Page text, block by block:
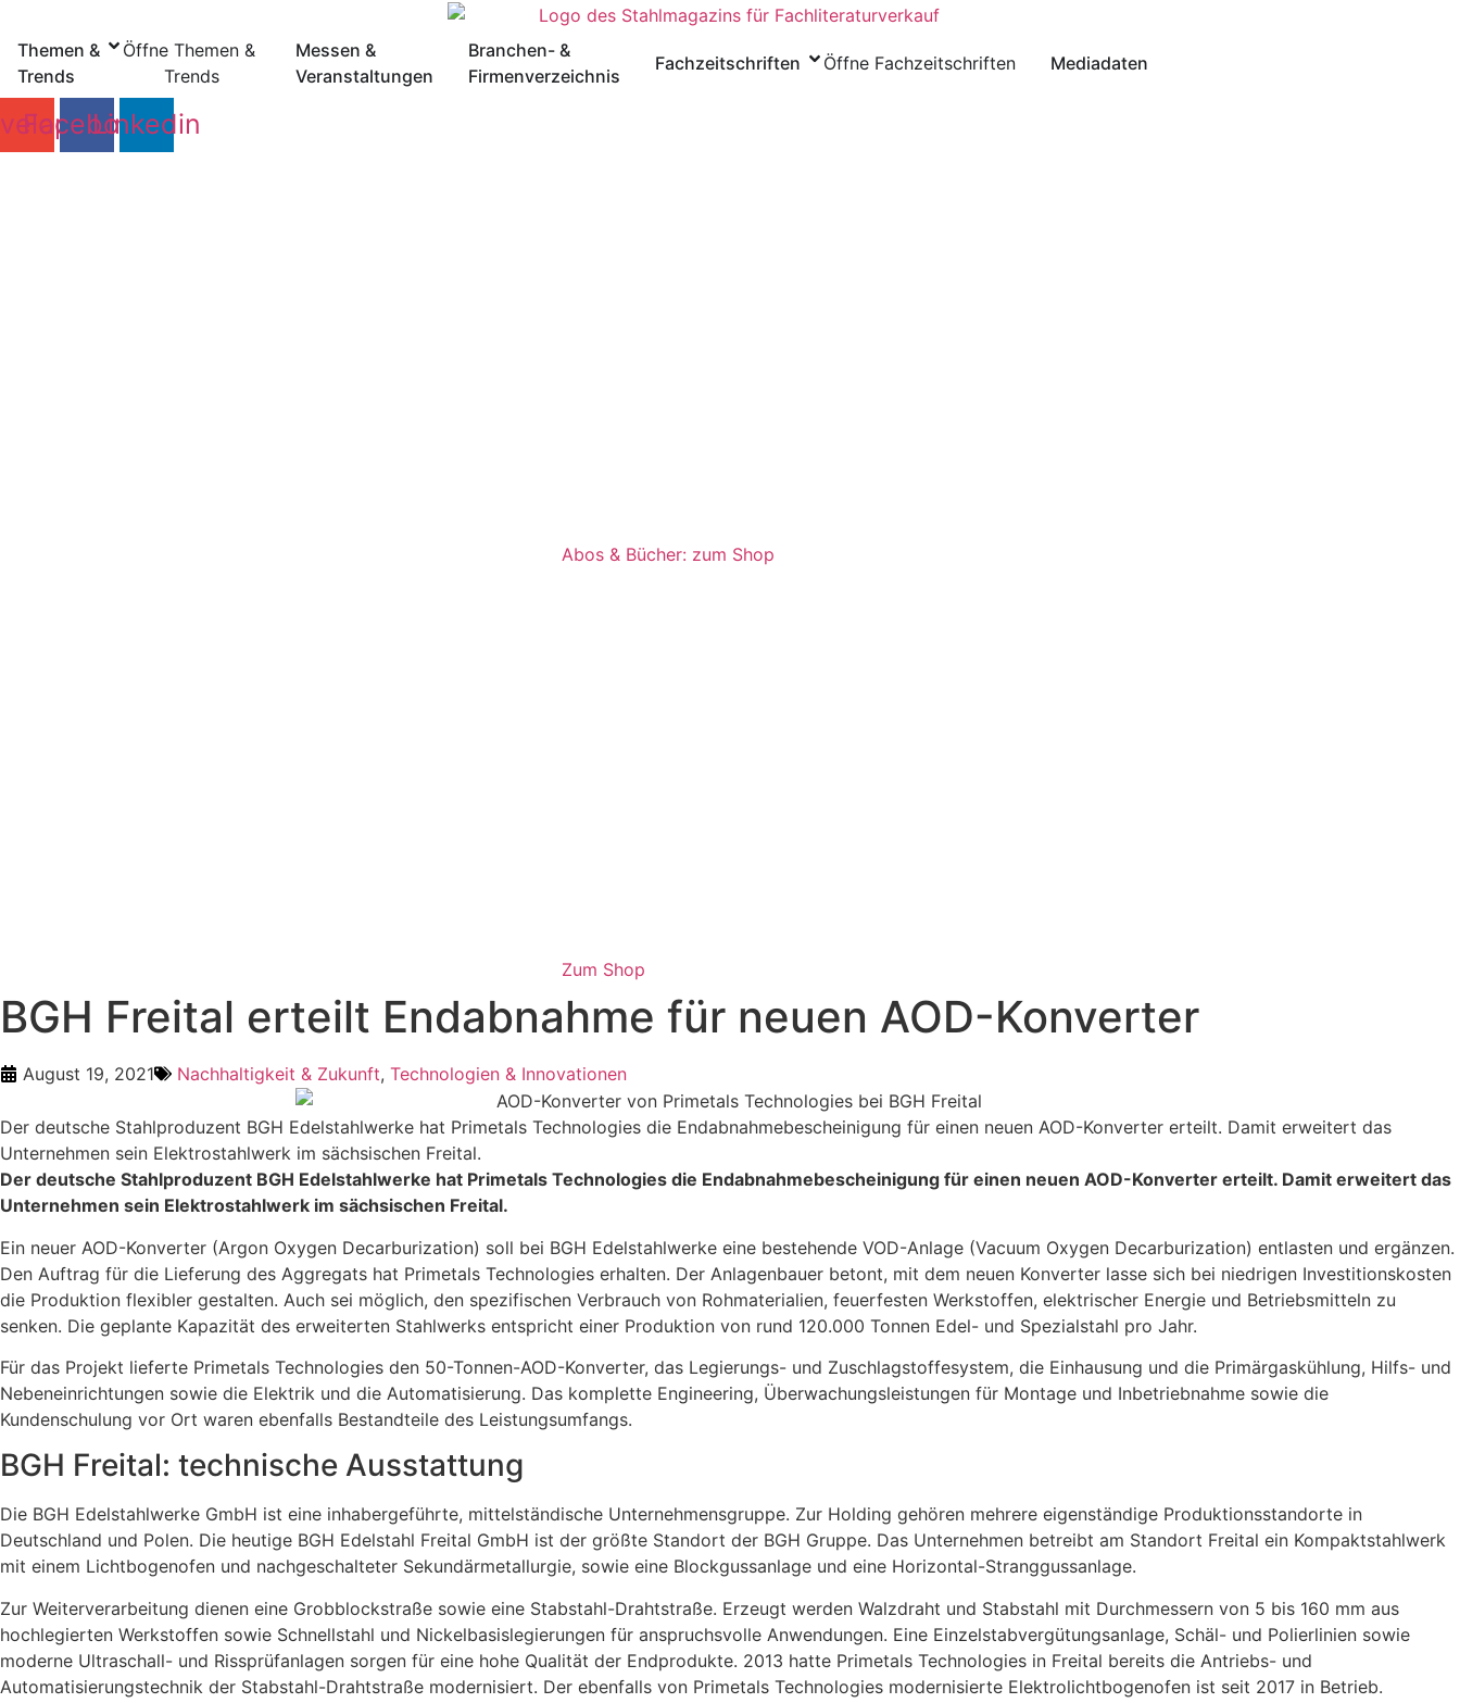
Inhalt
springen
Themen &
Trends
Öffne Themen &
Trends
Messen &
Veranstaltungen
Branchen- &
Firmenverzeichnis
Fachzeitschriften Öffne Fachzeitschriften Mediadaten
Facebook
Linkedin
Abos & Bücher: zum Shop
Zum Shop
BGH Freital erteilt Endabnahme für neuen AOD-Konverter
August 19, 2021 Nachhaltigkeit & Zukunft, Technologien & Innovationen
Der deutsche Stahlproduzent BGH Edelstahlwerke hat Primetals Technologies die Endabnahmebescheinigung für einen neuen AOD-Konverter erteilt. Damit erweitert das
Unternehmen sein Elektrostahlwerk im sächsischen Freital.
Der deutsche Stahlproduzent BGH Edelstahlwerke hat Primetals Technologies die Endabnahmebescheinigung für einen neuen AOD-Konverter erteilt. Damit erweitert das
Unternehmen sein Elektrostahlwerk im sächsischen Freital.
Ein neuer AOD-Konverter (Argon Oxygen Decarburization) soll bei BGH Edelstahlwerke eine bestehende VOD-Anlage (Vacuum Oxygen Decarburization) entlasten und ergänzen.
Den Auftrag für die Lieferung des Aggregats hat Primetals Technologies erhalten. Der Anlagenbauer betont, mit dem neuen Konverter lasse sich bei niedrigen Investitionskosten
die Produktion flexibler gestalten. Auch sei möglich, den spezifischen Verbrauch von Rohmaterialien, feuerfesten Werkstoffen, elektrischer Energie und Betriebsmitteln zu
senken. Die geplante Kapazität des erweiterten Stahlwerks entspricht einer Produktion von rund 120.000 Tonnen Edel- und Spezialstahl pro Jahr.
Für das Projekt lieferte Primetals Technologies den 50-Tonnen-AOD-Konverter, das Legierungs- und Zuschlagstoffesystem, die Einhausung und die Primärgaskühlung, Hilfs- und
Nebeneinrichtungen sowie die Elektrik und die Automatisierung. Das komplette Engineering, Überwachungsleistungen für Montage und Inbetriebnahme sowie die
Kundenschulung vor Ort waren ebenfalls Bestandteile des Leistungsumfangs.
BGH Freital: technische Ausstattung
Die BGH Edelstahlwerke GmbH ist eine inhabergeführte, mittelständische Unternehmensgruppe. Zur Holding gehören mehrere eigenständige Produktionsstandorte in
Deutschland und Polen. Die heutige BGH Edelstahl Freital GmbH ist der größte Standort der BGH Gruppe. Das Unternehmen betreibt am Standort Freital ein Kompaktstahlwerk
mit einem Lichtbogenofen und nachgeschalteter Sekundärmetallurgie, sowie eine Blockgussanlage und eine Horizontal-Stranggussanlage.
Zur Weiterverarbeitung dienen eine Grobblockstraße sowie eine Stabstahl-Drahtstraße. Erzeugt werden Walzdraht und Stabstahl mit Durchmessern von 5 bis 160 mm aus
hochlegierten Werkstoffen sowie Schnellstahl und Nickelbasislegierungen für anspruchsvolle Anwendungen. Eine Einzelstabvergütungsanlage, Schäl- und Polierlinien sowie
moderne Ultraschall- und Rissprüfanlagen sorgen für eine hohe Qualität der Endprodukte. 2013 hatte Primetals Technologies in Freital bereits die Antriebs- und
Automatisierungstechnik der Stabstahl-Drahtstraße modernisiert. Der ebenfalls von Primetals Technologies modernisierte Elektrolichtbogenofen ist seit 2017 in Betrieb.